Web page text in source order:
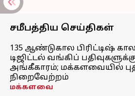
சமீபத்திய செய்திகள்
135 ஆண்டுகால பிரிட்டிஷ்
டிஜிட்டல் வங்கிப்
அங்கீகாரம்; மக்களவையில்
நிறைவேற்றம்
மக்களவை